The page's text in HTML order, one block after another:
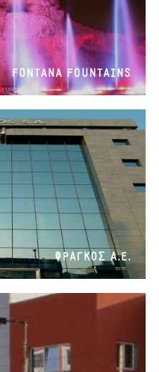
FONTANA FOUNTAINS
ΦΡΑΓΚΟΣ Α.Ε.